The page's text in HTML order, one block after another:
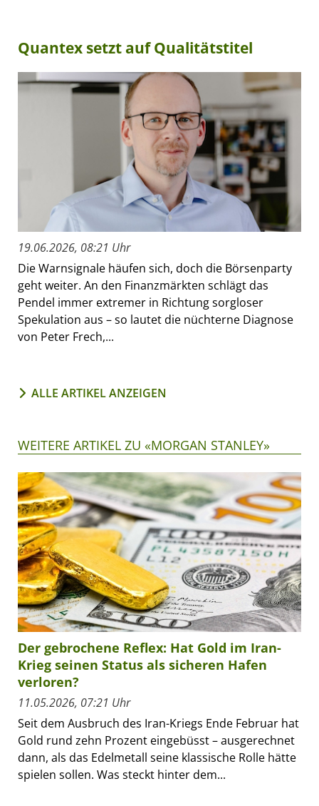
Quantex setzt auf Qualitätstitel
19.06.2026, 08:21 Uhr
Die Warnsignale häufen sich, doch die Börsenparty
geht weiter. An den Finanzmärkten schlägt das
Pendel immer extremer in Richtung sorgloser
Spekulation aus – so lautet die nüchterne Diagnose
von Peter Frech,...
ALLE ARTIKEL ANZEIGEN
WEITERE ARTIKEL ZU «MORGAN STANLEY»
Der gebrochene Reflex: Hat Gold im Iran-
Krieg seinen Status als sicheren Hafen
verloren?
11.05.2026, 07:21 Uhr
Seit dem Ausbruch des Iran-Kriegs Ende Februar hat
Gold rund zehn Prozent eingebüsst – ausgerechnet
dann, als das Edelmetall seine klassische Rolle hätte
spielen sollen. Was steckt hinter dem...